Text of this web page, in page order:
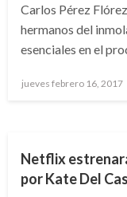
Carlos Pérez
hermanos del
esenciales en el
Publicado
jueves febrero 16, 2017
Netflix
por Kate Del